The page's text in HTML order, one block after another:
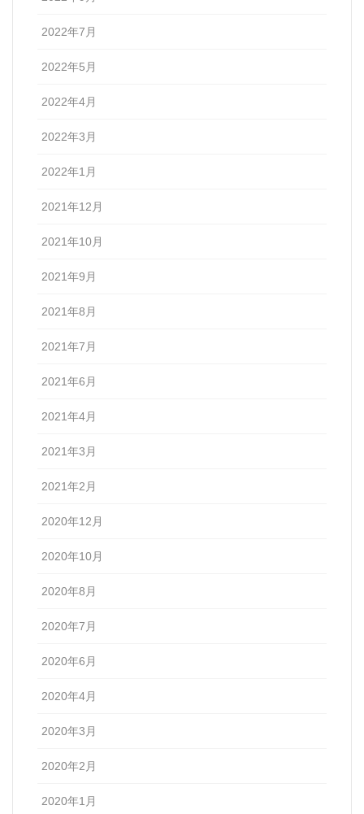
2022年7月
2022年5月
2022年4月
2022年3月
2022年1月
2021年12月
2021年10月
2021年9月
2021年8月
2021年7月
2021年6月
2021年4月
2021年3月
2021年2月
2020年12月
2020年10月
2020年8月
2020年7月
2020年6月
2020年4月
2020年3月
2020年2月
2020年1月